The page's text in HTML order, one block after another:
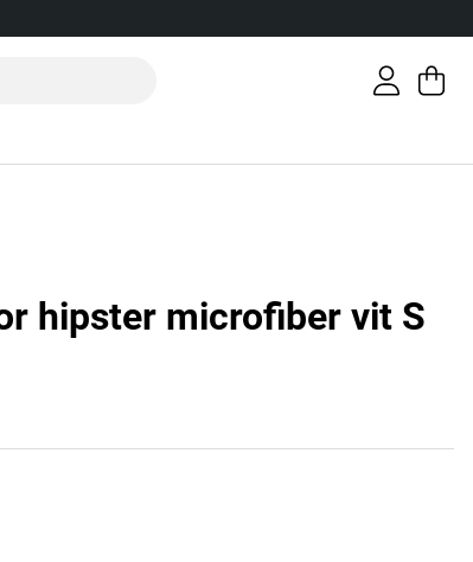
.
hipster microfiber vit S